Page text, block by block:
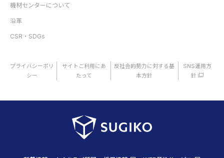
機材センターについて
沿革
CSR・SDGs
プライバシーポリ
シー
サイトご利用にあ
たって
反社会的勢力に対する基
本方針
SNS運用方
針